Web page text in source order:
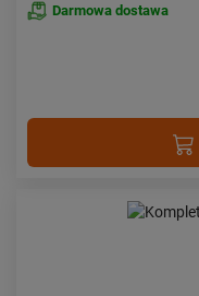
Darmowa dostawa